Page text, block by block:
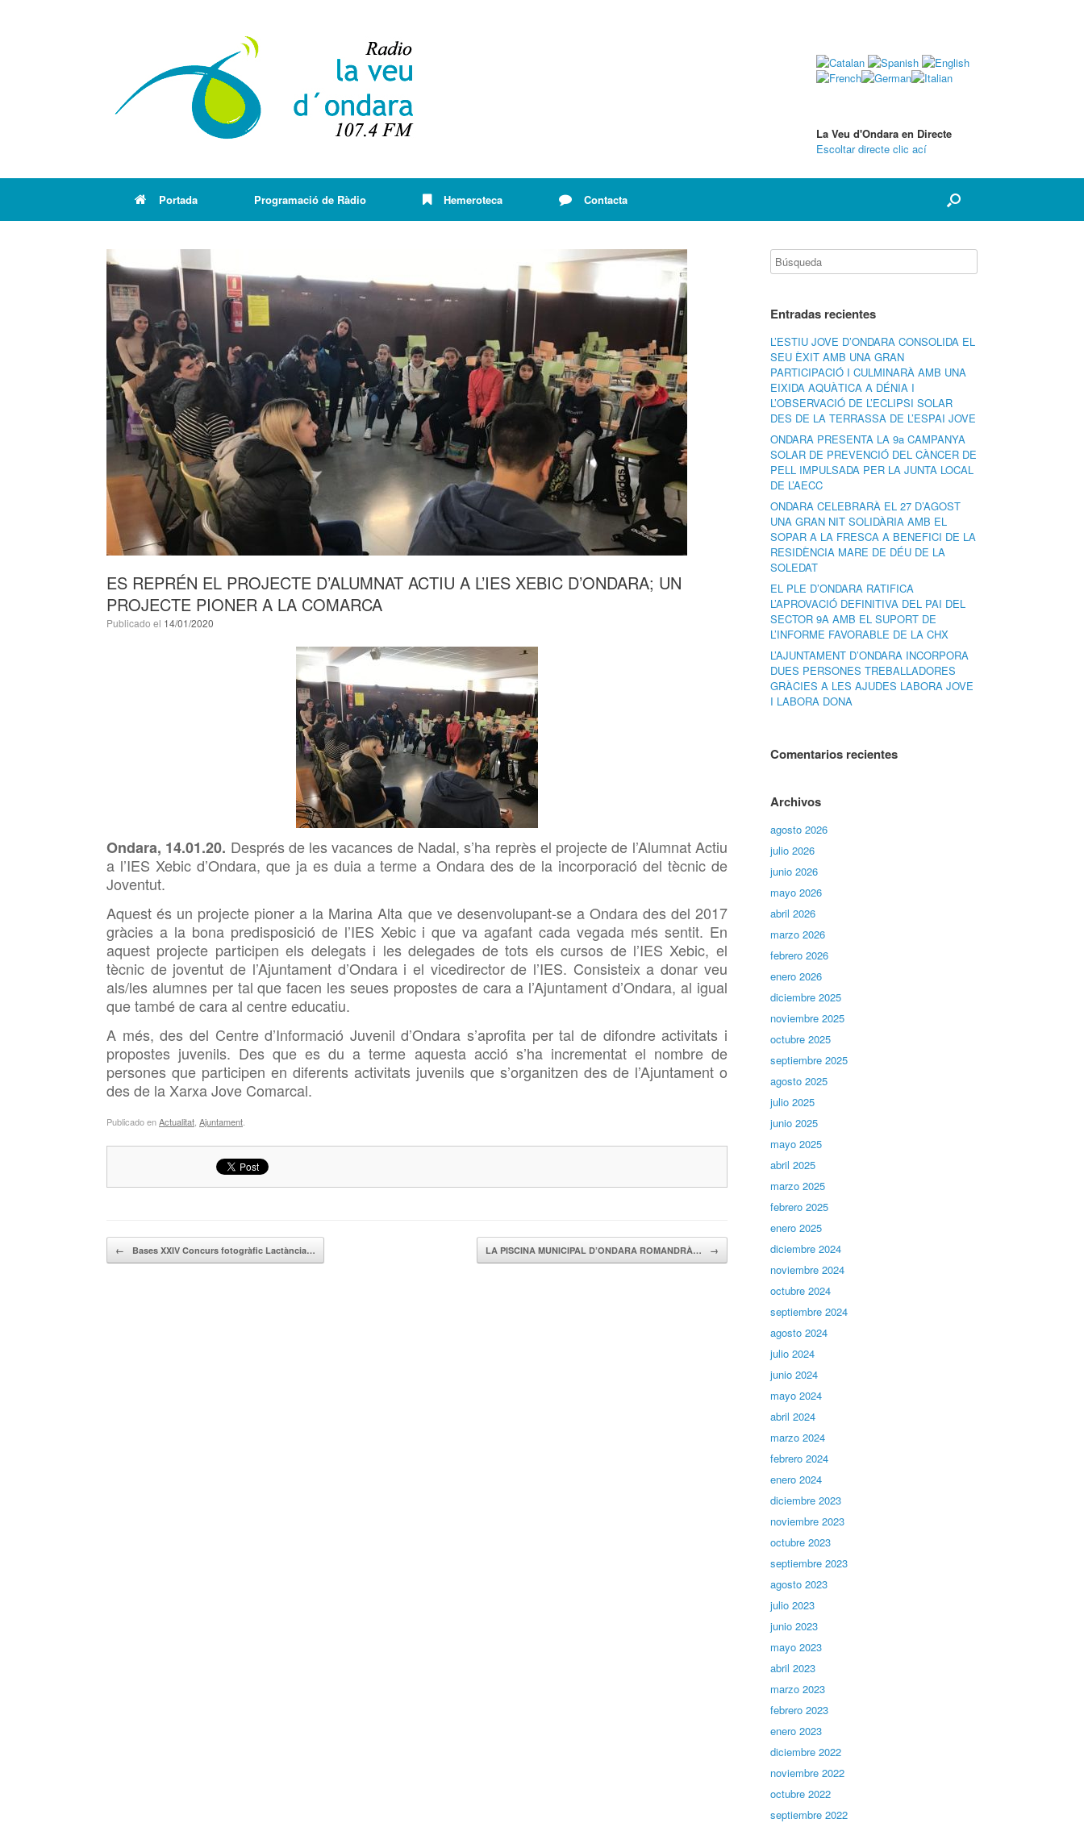
La Veu d'Ondara en Directe
Escoltar directe clic ací
Portada Programació de Ràdio Hemeroteca Contacta
ES REPRÉN EL PROJECTE D’ALUMNAT ACTIU A L’IES XEBIC D’ONDARA; UN
PROJECTE PIONER A LA COMARCA
Publicado el 14/01/2020
Ondara, 14.01.20. Després de les vacances de Nadal, s’ha reprès el projecte de l’Alumnat Actiu
a l’IES Xebic d’Ondara, que ja es duia a terme a Ondara des de la incorporació del tècnic de
Joventut.
Aquest és un projecte pioner a la Marina Alta que ve desenvolupant-se a Ondara des del 2017
gràcies a la bona predisposició de l’IES Xebic i que va agafant cada vegada més sentit. En
aquest projecte participen els delegats i les delegades de tots els cursos de l’IES Xebic, el
tècnic de joventut de l’Ajuntament d’Ondara i el vicedirector de l’IES. Consisteix a donar veu
als/les alumnes per tal que facen les seues propostes de cara a l’Ajuntament d’Ondara, al igual
que també de cara al centre educatiu.
A més, des del Centre d’Informació Juvenil d’Ondara s’aprofita per tal de difondre activitats i
propostes juvenils. Des que es du a terme aquesta acció s’ha incrementat el nombre de
persones que participen en diferents activitats juvenils que s’organitzen des de l’Ajuntament o
des de la Xarxa Jove Comarcal.
Publicado enActualitat Ajuntament
Navegador de artículos
← Bases XXIV Concurs fotogràfic Lactància… LA PISCINA MUNICIPAL D’ONDARA ROMANDRÀ… →
Entradas recientes
L’ESTIU JOVE D’ONDARA CONSOLIDA EL
SEU ÈXIT AMB UNA GRAN
PARTICIPACIÓ I CULMINARÀ AMB UNA
EIXIDA AQUÀTICA A DÉNIA I
L’OBSERVACIÓ DE L’ECLIPSI SOLAR
DES DE LA TERRASSA DE L’ESPAI JOVE
ONDARA PRESENTA LA 9a CAMPANYA
SOLAR DE PREVENCIÓ DEL CÀNCER DE
PELL IMPULSADA PER LA JUNTA LOCAL
DE L’AECC
ONDARA CELEBRARÀ EL 27 D’AGOST
UNA GRAN NIT SOLIDÀRIA AMB EL
SOPAR A LA FRESCA A BENEFICI DE LA
RESIDÈNCIA MARE DE DÉU DE LA
SOLEDAT
EL PLE D’ONDARA RATIFICA
L’APROVACIÓ DEFINITIVA DEL PAI DEL
SECTOR 9A AMB EL SUPORT DE
L’INFORME FAVORABLE DE LA CHX
L’AJUNTAMENT D’ONDARA INCORPORA
DUES PERSONES TREBALLADORES
GRÀCIES A LES AJUDES LABORA JOVE
I LABORA DONA
Comentarios recientes
Archivos
agosto 2026
julio 2026
junio 2026
mayo 2026
abril 2026
marzo 2026
febrero 2026
enero 2026
diciembre 2025
noviembre 2025
octubre 2025
septiembre 2025
agosto 2025
julio 2025
junio 2025
mayo 2025
abril 2025
marzo 2025
febrero 2025
enero 2025
diciembre 2024
noviembre 2024
octubre 2024
septiembre 2024
agosto 2024
julio 2024
junio 2024
mayo 2024
abril 2024
marzo 2024
febrero 2024
enero 2024
diciembre 2023
noviembre 2023
octubre 2023
septiembre 2023
agosto 2023
julio 2023
junio 2023
mayo 2023
abril 2023
marzo 2023
febrero 2023
enero 2023
diciembre 2022
noviembre 2022
octubre 2022
septiembre 2022